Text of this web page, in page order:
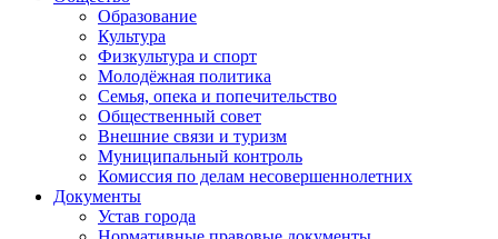
Образование
Культура
Физкультура и спорт
Молодёжная политика
Семья, опека и попечительство
Общественный совет
Внешние связи и туризм
Муниципальный контроль
Комиссия по делам несовершеннолетних
Документы
Устав города